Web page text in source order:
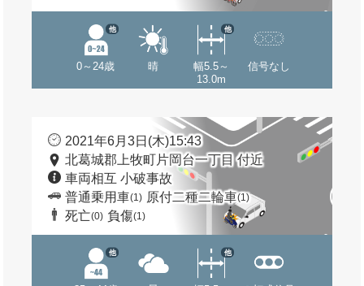
0～24歳
他
晴
幅5.5～
13.0m
他
信号なし
2021年6月3日(木)15:43
北葛城郡上牧町片岡台一丁目 付近
車両相互 小破事故
普通乗用車(1) 原付二種二輪車(1)
死亡(0) 負傷(1)
他 他